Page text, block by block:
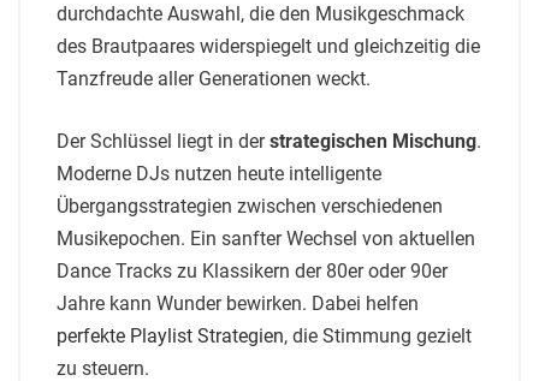
durchdachte Auswahl, die den Musikgeschmack
des Brautpaares widerspiegelt und gleichzeitig die
Tanzfreude aller Generationen weckt.
Der Schlüssel liegt in derstrategischen Mischung.
Moderne DJs nutzen heute intelligente
Übergangsstrategien zwischen verschiedenen
Musikepochen. Ein sanfter Wechsel von aktuellen
Dance Tracks zu Klassikern der 80er oder 90er
Jahre kann Wunder bewirken. Dabei helfen
perfekte Playlist Strategien, die Stimmung gezielt
zu steuern.